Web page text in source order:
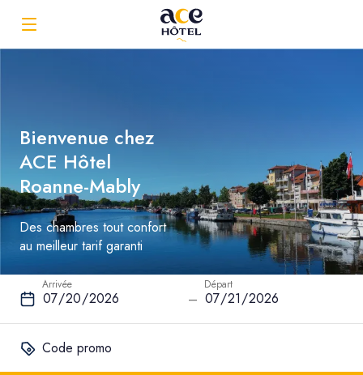
Bienvenue chez
ACE Hôtel
Roanne-Mably
Des chambres tout confort
au meilleur tarif garanti
Arrivée
–
Départ
Code promo